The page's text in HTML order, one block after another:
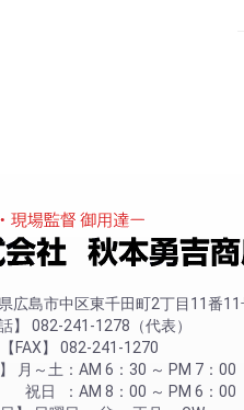
広島市中区東千田町2丁目11番11
082-241-1278（代表）
FAX
082-241-1270
月～土
AM 6：30 ～ PM 7：00
祝日
AM 8：00 ～ PM 6：00